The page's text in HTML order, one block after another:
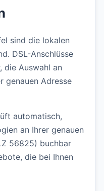
sind die lokalen
DSL-Anschlüsse
die Auswahl an
genauen Adresse
automatisch,
an Ihrer genauen
56825) buchbar
die bei Ihnen